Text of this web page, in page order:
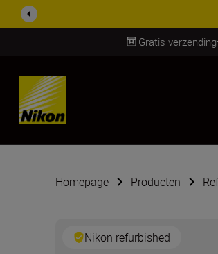
Gratis verzending
Skip
Homepage Producten
Nikon refurbished